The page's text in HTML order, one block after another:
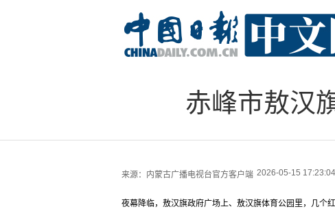
赤峰市敖汉
来源： 内蒙古广播电视台官方客户端 2026-05-15 17:23:04
夜幕降临，敖汉旗政府广场上、敖汉旗体育公园里，几个